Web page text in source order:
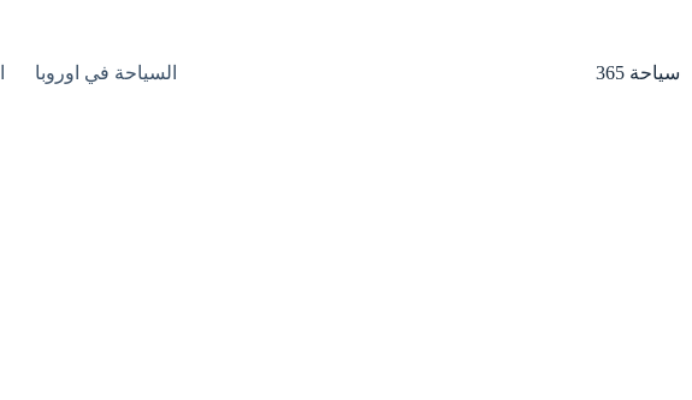
سياحة 365 السياحة في اوروبا